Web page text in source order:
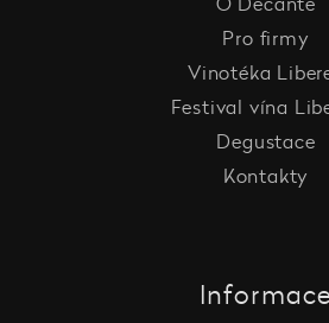
Pro firmy
Vinotéka
Festival vína
Degustace
Kontakty
Informace